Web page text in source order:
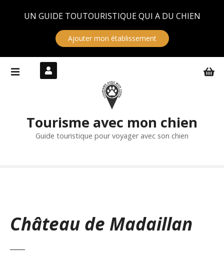
UN GUIDE TOUTOURISTIQUE QUI A DU CHIEN
Ajouter mon établissement
Tourisme avec mon chien
Guide touristique pour voyager avec son chien
Château de Madaillan